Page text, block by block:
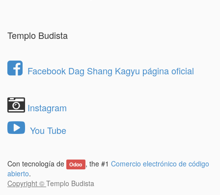
Templo Budista
Facebook Dag Shang Kagyu página oficial
Instagram
You Tube
Con tecnología de Odoo , the #1 Comercio electrónico de código
abierto.
Copyright © Templo Budista